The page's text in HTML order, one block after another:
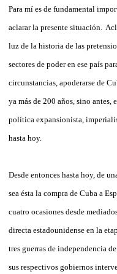
Para mí es de fundamental
aclarar la presente situación.
luz de la historia de las
sectores de poder en ese país
circunstancias, apoderarse de
ya más de 200 años, sino antes,
política expansionista,
hasta hoy.
Desde entonces hasta hoy, de
sea ésta la compra de Cuba a
cuatro ocasiones desde
directa estadounidense en la
tres guerras de independencia
sus respectivos gobiernos